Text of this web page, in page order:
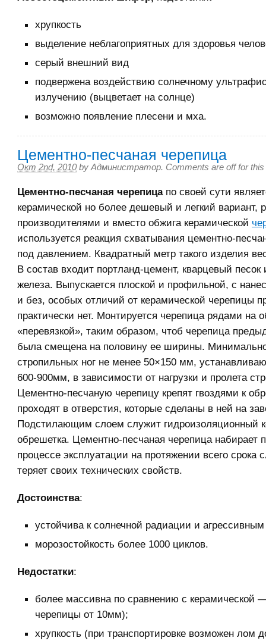
хрупкость
выделение неблагоприятных для здоровья
серый внешний вид
подвержена воздействию солнечному
излучению (выцветает на солнце)
возможно появление плесени и мха.
Цементно-песчаная черепица
Окт 2nd, 2010 by Администратор. Comments are off for
Цементно-песчаная черепица по своей сути
керамической но более дешевый и легкий вариант,
производителями и вместо обжига керамической
используется реакция схватывания цементно-
под давлением. Квадратный метр такого изделия
В состав входит портланд-цемент, кварцевый песок
железа. Выпускается плоской и профильной, с
и без, особых отличий от керамической черепицы
практически нет. Монтируется черепица рядами на
«перевязкой», таким образом, чтоб черепица
была смещена на половину ее ширины.
стропильных ног не менее 50×150 мм,
600-900мм, в зависимости от нагрузки и пролета
Цементно-песчаную черепицу крепят гвоздями к
проходят в отверстия, которые сделаны в ней на
Подстилающим слоем служит гидроизоляционный
обрешетка. Цементно-песчаная черепица набирает
процессе эксплуатации на протяжении всего срока
теряет своих технических свойств.
Достоинства:
устойчива к солнечной радиации и
морозостойкость более 1000 циклов.
Недостатки:
более массивна по сравнению с керамической
черепицы от 10мм);
хрупкость (при транспортировке возможен лом